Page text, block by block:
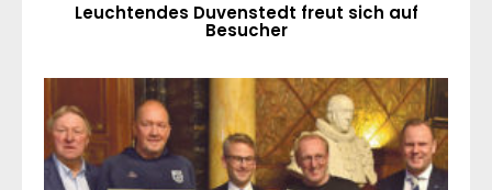
Leuchtendes Duvenstedt freut sich auf
Besucher